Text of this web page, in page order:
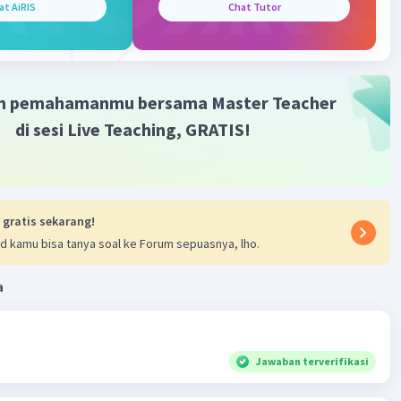
terverifikasi
mm
AiRIS Chat Tutor
pemahamanmu bersama Master Teacher
di sesi Live Teaching, GRATIS!
gratis sekarang!
kamu bisa tanya soal ke Forum sepuasnya, lho.
Jawaban terverifikasi